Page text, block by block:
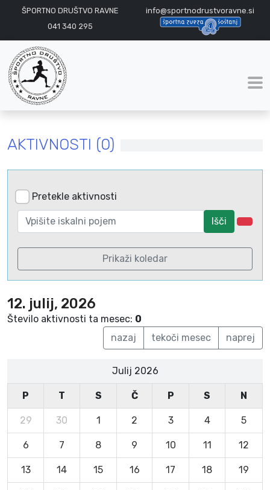
ŠPORTNO DRUŠTVO RAVNE
info@sportnodrustvoravne.si
041 340 295
AKTIVNOSTI (0)
Pretekle aktivnosti
Išči
Prikaži koledar
12. julij, 2026
Število aktivnosti ta mesec: 0
nazaj
tekoči mesec naprej
Julij 2026
P T S Č P S N
29 30 1 2 3 4 5
6 7 8 9 10 11 12
13 14 15 16 17 18 19